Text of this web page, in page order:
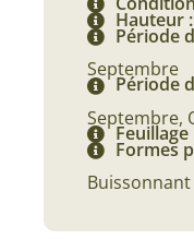
Hauteur :
Période
Septembre
Période
Septembre,
Feuillage
Formes
Buissonnant